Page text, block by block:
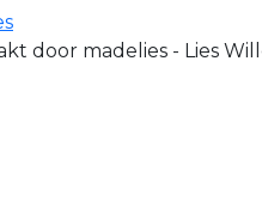
door madelies - Lies